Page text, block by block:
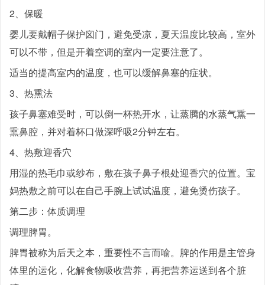
2、保暖
婴儿要戴帽子保护囟门，避免受凉，夏天温度比较高，室外
可以不带，但是开着空调的室内一定要注意了。
适当的提高室内的温度，也可以缓解鼻塞的症状。
3、热熏法
孩子鼻塞难受时，可以倒一杯热开水，让蒸腾的水蒸气熏一
熏鼻腔，并对着杯口做深呼吸2分钟左右。
4、热敷迎香穴
用湿的热毛巾或纱布，敷在孩子鼻子根处迎香穴的位置。宝
妈热敷之前可以在自己手腕上试试温度，避免烫伤孩子。
第二步：体质调理
调理脾胃。
脾胃被称为后天之本，重要性不言而喻。脾的作用是主管身
体里的运化，化解食物吸收营养，再把营养运送到各个脏